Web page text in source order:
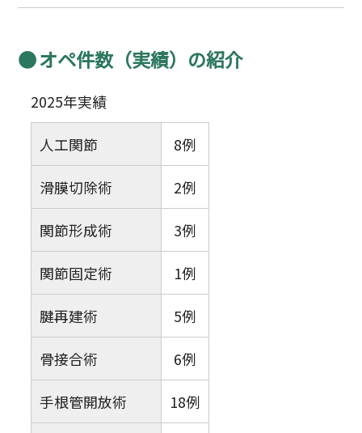
オペ件数（実績）の紹介
2025年実績
人工関節 8例
滑膜切除術 2例
関節形成術 3例
関節固定術 1例
腱再建術 5例
骨接合術 6例
手根管開放術 18例